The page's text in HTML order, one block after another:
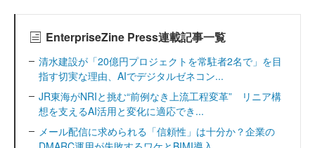
EnterpriseZine Press連載記事一覧
清水建設が「20億円プロジェクトを常駐者2名で」を目
指す切実な理由、AIでデジタルゼネコン...
JR東海がNRIと挑む“前例なき上流工程変革” リニア構
想を支えるAI活用と変化に適応でき...
メール配信に求められる「信頼性」は十分か？企業の